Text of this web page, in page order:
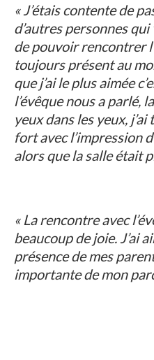
« J’étais contente de
d’autres personnes
de pouvoir rencontrer
toujours présent au
que j’ai le plus aimée
l’évêque nous a parlé,
yeux dans les yeux,
fort avec l’impression
alors que la salle était
« La rencontre avec
beaucoup de joie. J’ai
présence de mes
importante de mon